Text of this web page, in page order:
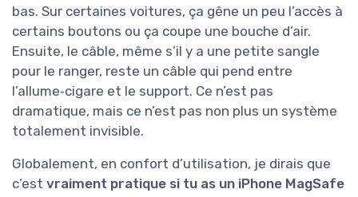
bas. Sur certaines voitures, ça gêne un peu l’accès à
certains boutons ou ça coupe une bouche d’air.
Ensuite, le câble, même s’il y a une petite sangle
pour le ranger, reste un câble qui pend entre
l’allume‑cigare et le support. Ce n’est pas
dramatique, mais ce n’est pas non plus un système
totalement invisible.
Globalement, en confort d’utilisation, je dirais que
c’est vraiment pratique si tu as un iPhone MagSafe